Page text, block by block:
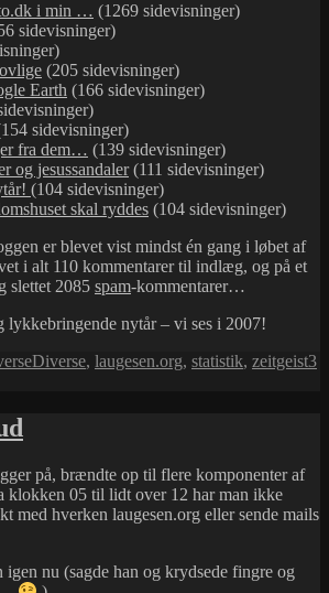
i min … (1269 sidevisninger)
sidevisninger)
(205 sidevisninger)
Earth (166 sidevisninger)
sidevisninger)
fra dem… (139 sidevisninger)
og jesussandaler(111 sidevisninger)
(104 sidevisninger)
skal ryddes (104 sidevisninger)
er blevet vist mindst én gang i løbet af
i alt 110 kommentarer til indlæg, og på et
slettet 2085 spam-kommentarer…
lykkebringende nytår – vi ses i 2007!
Tags
Diverse, laugesen.org, statistik, zeitgeist3
på, brændte op til flere komponenter af
05 til lidt over 12 har man ikke
med hverken laugesen.org eller sende mails
nu (sagde han og krydsede fingre og